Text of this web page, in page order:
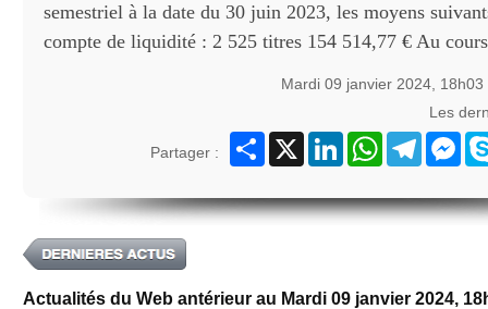
semestriel à la date du 30 juin 2023, les moyens
compte de liquidité : 2 525 titres 154 514,77 € Au
Mardi 09 janvier 2024,
Les
Partager :
Partager
X LinkedInWhatsAppTelegram
Actualités du Web antérieur au Mardi 09 janvier 2024,